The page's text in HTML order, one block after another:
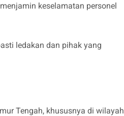
keselamatan personel
ledakan dan pihak yang
Tengah, khususnya di wilayah